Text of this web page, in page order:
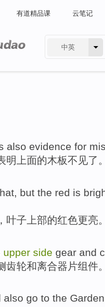
有道精品课 云笔记
中英
also evidence for
明 上面的木板不见了
, but the red is
，叶子 上部的红色更亮
upper side gear and
齿轮和离合器 片组件
also go to the Garden